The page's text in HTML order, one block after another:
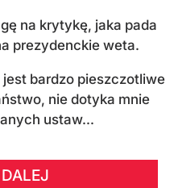
na krytykę, jaka pada
prezydenckie weta.
bardzo pieszczotliwe
nie dotyka mnie
ustaw...